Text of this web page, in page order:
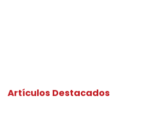
Artículos Destacados